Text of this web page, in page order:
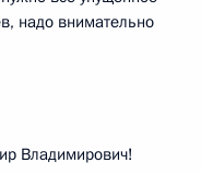
надо внимательно
Владимирович!